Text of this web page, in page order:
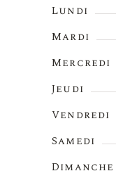
Lundi
Mardi
Mercredi
Jeudi
Vendredi
Samedi
Dimanche